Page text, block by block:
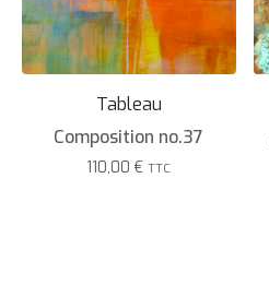
Tableau
Composition no.37
110,00€ TTC